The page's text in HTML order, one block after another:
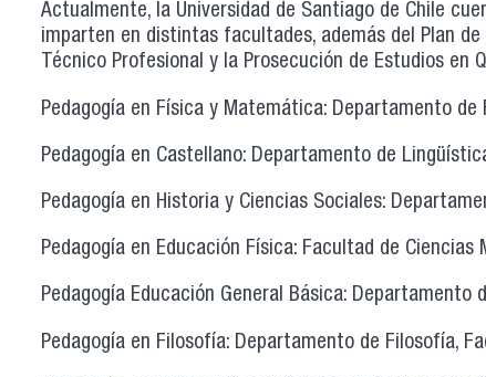
Actualmente, la Universidad de Santiago de Chile
imparten en distintas facultades, además del Plan
Técnico Profesional y la Prosecución de Estudios en
Pedagogía en Física y Matemática: Departamento de
Pedagogía en Castellano: Departamento de
Pedagogía en Historia y Ciencias Sociales:
Pedagogía en Educación Física: Facultad de Ciencias
Pedagogía Educación General Básica: Departamento
Pedagogía en Filosofía: Departamento de Filosofía,